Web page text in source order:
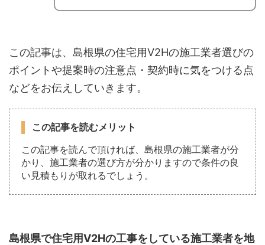
この記事は、島根県の住宅用V2Hの施工業者選びの
ポイントや提案時の注意点・契約時に気をつける点
などをお伝えしていきます。
この記事を読むメリット
この記事を読んで頂ければ、島根県の施工業者が分
かり、施工業者の選び方が分かりますので条件の良
い見積もりが取れるでしょう。
島根県で住宅用V2Hの工事をしている施工業者を地